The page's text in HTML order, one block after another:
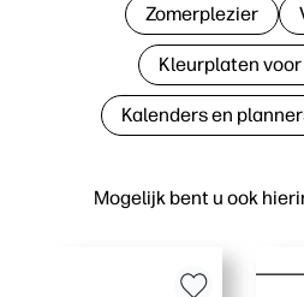
Mogelijk bent u ook
Zomerplezier
Kleurplaten
Kalenders en